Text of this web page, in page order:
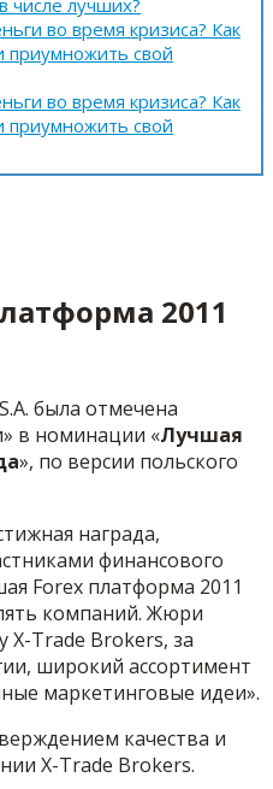
числе лучших?
во время кризиса? Как
приумножить свой
во время кризиса? Как
приумножить свой
2011
была отмечена
в номинации «Лучшая
», по версии польского
награда,
финансового
Forex платформа 2011
компаний. Жюри
X-Trade Brokers, за
широкий ассортимент
маркетинговые идеи».
качества и
X-Trade Brokers.